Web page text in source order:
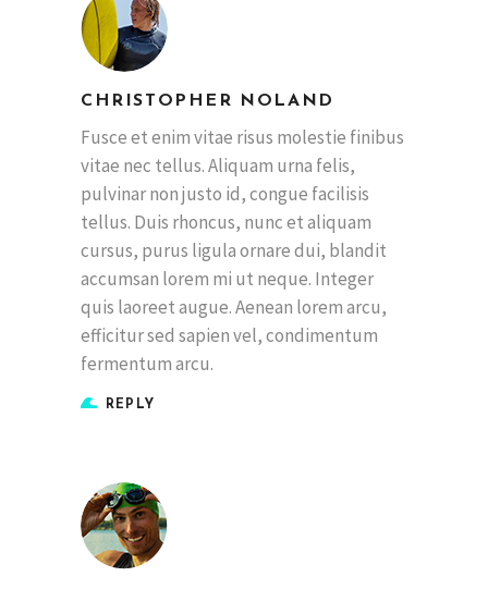
CHRISTOPHER NOLAND
Fusce et enim vitae risus molestie finibus
vitae nec tellus. Aliquam urna felis,
pulvinar non justo id, congue facilisis
tellus. Duis rhoncus, nunc et aliquam
cursus, purus ligula ornare dui, blandit
accumsan lorem mi ut neque. Integer
quis laoreet augue. Aenean lorem arcu,
efficitur sed sapien vel, condimentum
fermentum arcu.
REPLY